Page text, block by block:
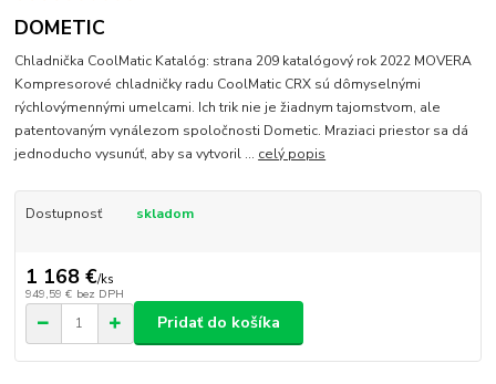
DOMETIC
Chladnička CoolMatic Katalóg: strana 209 katalógový rok 2022 MOVERA
Kompresorové chladničky radu CoolMatic CRX sú dômyselnými
rýchlovýmennými umelcami. Ich trik nie je žiadnym tajomstvom, ale
patentovaným vynálezom spoločnosti Dometic. Mraziaci priestor sa dá
jednoducho vysunúť, aby sa vytvoril ... celý popis
Dostupnosť skladom
1 168 €/ks
949,59 € bez DPH
Pridať do košíka